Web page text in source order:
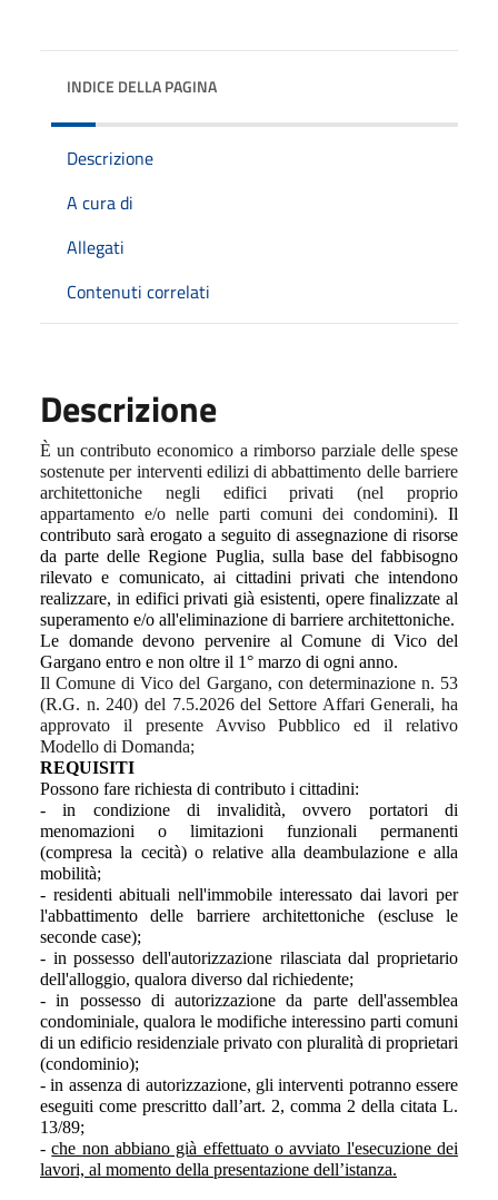
INDICE DELLA PAGINA
Descrizione
A cura di
Allegati
Contenuti correlati
Descrizione
È un contributo economico a rimborso parziale delle spese
sostenute per interventi edilizi di abbattimento delle barriere
architettoniche negli edifici privati (nel proprio
appartamento e/o nelle parti comuni dei condomini). Il
contributo sarà erogato a seguito di assegnazione di risorse
da parte delle Regione Puglia, sulla base del fabbisogno
rilevato e comunicato, ai cittadini privati che intendono
realizzare, in edifici privati già esistenti, opere finalizzate al
superamento e/o all'eliminazione di barriere architettoniche.
Le domande devono pervenire al Comune di Vico del
Gargano entro e non oltre il 1° marzo di ogni anno.
Il Comune di Vico del Gargano, con determinazione n. 53
(R.G. n. 240) del 7.5.2026 del Settore Affari Generali, ha
approvato il presente Avviso Pubblico ed il relativo
Modello di Domanda;
REQUISITI
Possono fare richiesta di contributo i cittadini:
- in condizione di invalidità, ovvero portatori di
menomazioni o limitazioni funzionali permanenti
(compresa la cecità) o relative alla deambulazione e alla
mobilità;
- residenti abituali nell'immobile interessato dai lavori per
l'abbattimento delle barriere architettoniche (escluse le
seconde case);
- in possesso dell'autorizzazione rilasciata dal proprietario
dell'alloggio, qualora diverso dal richiedente;
- in possesso di autorizzazione da parte dell'assemblea
condominiale, qualora le modifiche interessino parti comuni
di un edificio residenziale privato con pluralità di proprietari
(condominio);
- in assenza di autorizzazione, gli interventi potranno essere
eseguiti come prescritto dall’art. 2, comma 2 della citata L.
13/89;
-che non abbiano già effettuato o avviato l'esecuzione dei
lavori, al momento della presentazione dell’istanza.